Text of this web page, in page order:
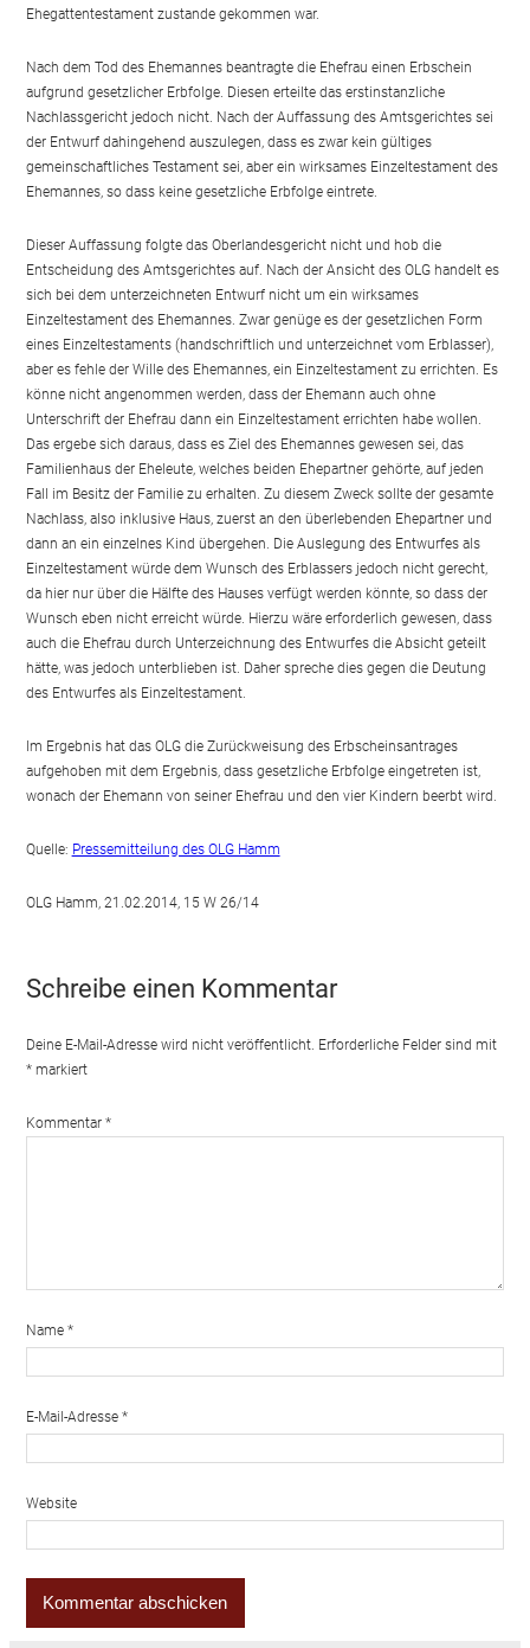
Ehegattentestament zustande gekommen war.
Nach dem Tod des Ehemannes beantragte die Ehefrau einen Erbschein
aufgrund gesetzlicher Erbfolge. Diesen erteilte das erstinstanzliche
Nachlassgericht jedoch nicht. Nach der Auffassung des Amtsgerichtes sei
der Entwurf dahingehend auszulegen, dass es zwar kein gültiges
gemeinschaftliches Testament sei, aber ein wirksames Einzeltestament des
Ehemannes, so dass keine gesetzliche Erbfolge eintrete.
Dieser Auffassung folgte das Oberlandesgericht nicht und hob die
Entscheidung des Amtsgerichtes auf. Nach der Ansicht des OLG handelt es
sich bei dem unterzeichneten Entwurf nicht um ein wirksames
Einzeltestament des Ehemannes. Zwar genüge es der gesetzlichen Form
eines Einzeltestaments (handschriftlich und unterzeichnet vom Erblasser),
aber es fehle der Wille des Ehemannes, ein Einzeltestament zu errichten. Es
könne nicht angenommen werden, dass der Ehemann auch ohne
Unterschrift der Ehefrau dann ein Einzeltestament errichten habe wollen.
Das ergebe sich daraus, dass es Ziel des Ehemannes gewesen sei, das
Familienhaus der Eheleute, welches beiden Ehepartner gehörte, auf jeden
Fall im Besitz der Familie zu erhalten. Zu diesem Zweck sollte der gesamte
Nachlass, also inklusive Haus, zuerst an den überlebenden Ehepartner und
dann an ein einzelnes Kind übergehen. Die Auslegung des Entwurfes als
Einzeltestament würde dem Wunsch des Erblassers jedoch nicht gerecht,
da hier nur über die Hälfte des Hauses verfügt werden könnte, so dass der
Wunsch eben nicht erreicht würde. Hierzu wäre erforderlich gewesen, dass
auch die Ehefrau durch Unterzeichnung des Entwurfes die Absicht geteilt
hätte, was jedoch unterblieben ist. Daher spreche dies gegen die Deutung
des Entwurfes als Einzeltestament.
Im Ergebnis hat das OLG die Zurückweisung des Erbscheinsantrages
aufgehoben mit dem Ergebnis, dass gesetzliche Erbfolge eingetreten ist,
wonach der Ehemann von seiner Ehefrau und den vier Kindern beerbt wird.
Quelle: Pressemitteilung des OLG Hamm
OLG Hamm, 21.02.2014, 15 W 26/14
Schreibe einen Kommentar
Deine E-Mail-Adresse wird nicht veröffentlicht. Erforderliche Felder sind mit
*markiert
Kommentar *
Name *
E-Mail-Adresse *
Website